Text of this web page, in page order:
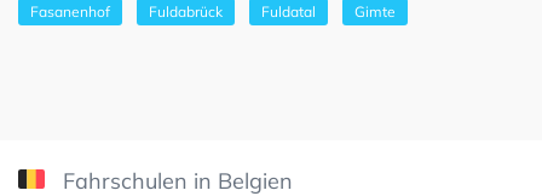
Fasanenhof Fuldabrück Fuldatal Gimte
Fahrschulen in Belgien